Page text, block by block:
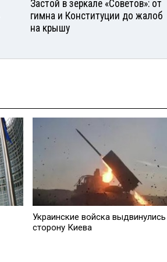
Застой в зеркале «Советов»: от
гимна и Конституции до жалоб
на крышу
Украинские войска
сторону Киева